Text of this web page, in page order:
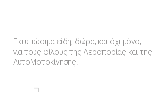
Εκτυπώσιμα είδη, δώρα, και όχι μόνο,
για τους φίλους της Αεροπορίας και της
ΑυτοΜοτοκίνησης.